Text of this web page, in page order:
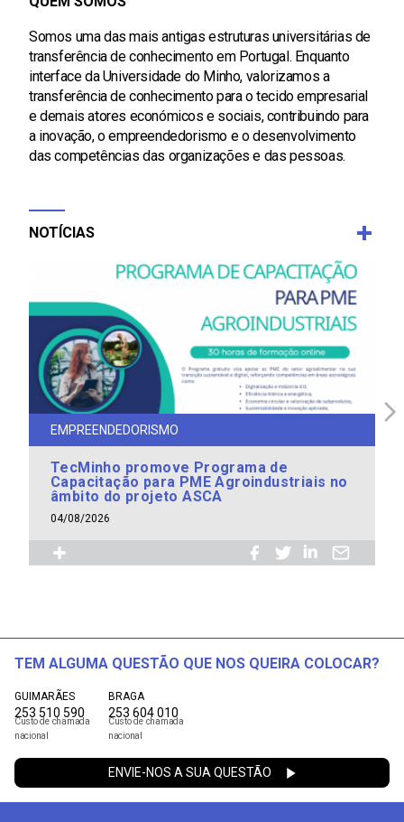
Somos uma das mais antigas estruturas universitárias de
transferência de conhecimento em Portugal. Enquanto
interface da Universidade do Minho, valorizamos a
transferência de conhecimento para o tecido empresarial
e demais atores económicos e sociais, contribuindo para
a inovação, o empreendedorismo e o desenvolvimento
das competências das organizações e das pessoas.
NOTÍCIAS
EMPREENDEDORISMO
TecMinho promove Programa de
Capacitação para PME Agroindustriais no
âmbito do projeto ASCA
04/08/2026
TEM ALGUMA QUESTÃO QUE NOS QUEIRA COLOCAR?
GUIMARÃES
253 510 590
Custo de chamada
nacional
BRAGA
253 604 010
Custo de chamada
nacional
ENVIE-NOS A SUA QUESTÃO